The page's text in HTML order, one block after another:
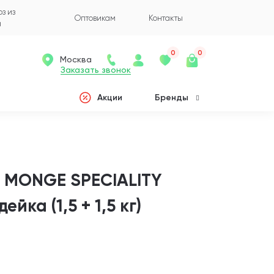
из
Оптовикам Контакты
Заказать звонок
Москва
0 0
Акции Бренды
SPECIALITY
(1,5 + 1,5 кг)